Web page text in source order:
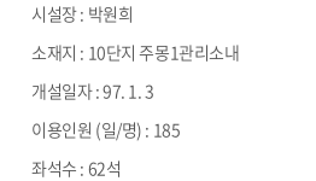
박원희
10단지 주몽1관리소내
97. 1. 3
185
62석